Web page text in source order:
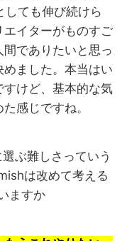
しても伸び続けら
イターがものすご
でありたいと思っ
ました。本当はい
けど、基本的な気
感じですね。
ぶ難しさっていう
は改めて考える
ますか